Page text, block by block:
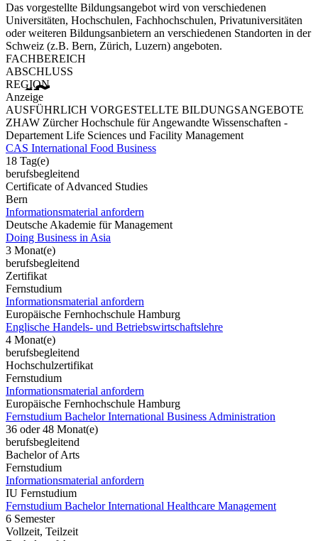
Das vorgestellte Bildungsangebot wird von verschiedenen
Universitäten, Hochschulen, Fachhochschulen, Privatuniversitäten
oder weiteren Bildungsanbietern an verschiedenen Standorten in der
Schweiz (z.B. Bern, Zürich, Luzern) angeboten.
FACHBEREICH
ABSCHLUSS
REGION
Anzeige
AUSFÜHRLICH VORGESTELLTE BILDUNGSANGEBOTE
ZHAW Zürcher Hochschule für Angewandte Wissenschaften -
Departement Life Sciences und Facility Management
CAS International Food Business
18 Tag(e)
berufsbegleitend
Certificate of Advanced Studies
Bern
Informationsmaterial anfordern
Deutsche Akademie für Management
Doing Business in Asia
3 Monat(e)
berufsbegleitend
Zertifikat
Fernstudium
Informationsmaterial anfordern
Europäische Fernhochschule Hamburg
Englische Handels- und Betriebswirtschaftslehre
4 Monat(e)
berufsbegleitend
Hochschulzertifikat
Fernstudium
Informationsmaterial anfordern
Europäische Fernhochschule Hamburg
Fernstudium Bachelor International Business Administration
36 oder 48 Monat(e)
berufsbegleitend
Bachelor of Arts
Fernstudium
Informationsmaterial anfordern
IU Fernstudium
Fernstudium Bachelor International Healthcare Management
6 Semester
Vollzeit, Teilzeit